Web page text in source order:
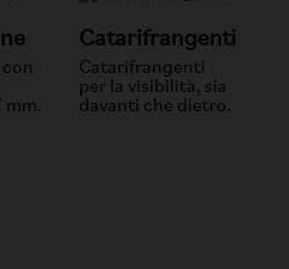
mm.
Catarifrangenti
Catarifrangenti
per la visibilità, sia
davanti che dietro.